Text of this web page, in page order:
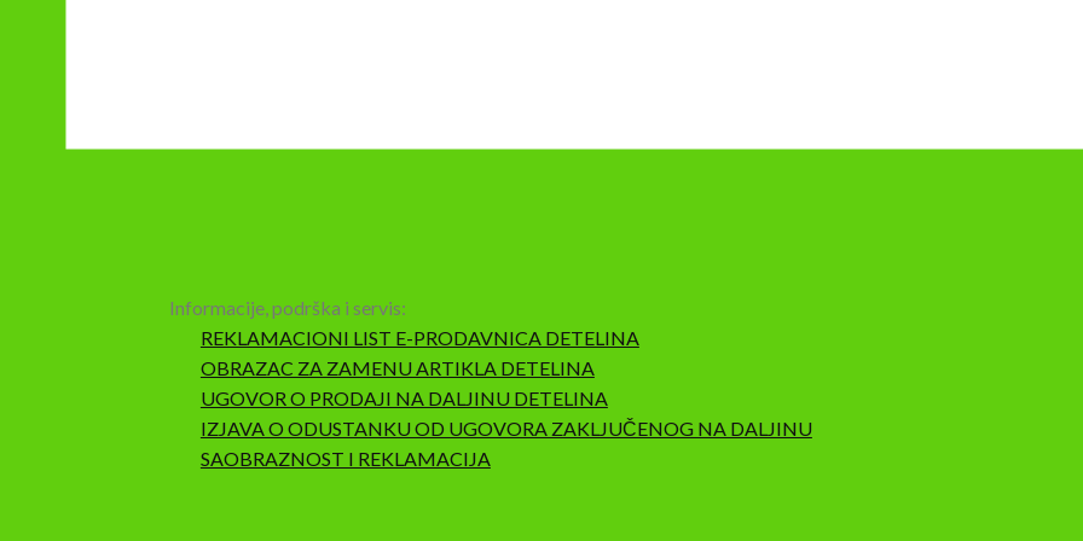
Informacije, podrška i servis:
REKLAMACIONI LIST E-PRODAVNICA DETELINA
OBRAZAC ZA ZAMENU ARTIKLA DETELINA
UGOVOR O PRODAJI NA DALJINU DETELINA
IZJAVA O ODUSTANKU OD UGOVORA ZAKLJUČENOG NA DALJINU
SAOBRAZNOST I REKLAMACIJA